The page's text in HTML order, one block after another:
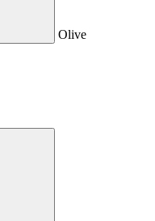
Olive